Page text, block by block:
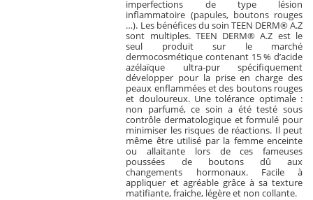
imperfections de type lésion
inflammatoire (papules, boutons rouges
…). Les bénéfices du soin TEEN DERM® A.Z
sont multiples. TEEN DERM® A.Z est le
seul produit sur le marché
dermocosmétique contenant 15 % d’acide
azélaïque ultra-pur spécifiquement
développer pour la prise en charge des
peaux enflammées et des boutons rouges
et douloureux. Une tolérance optimale :
non parfumé, ce soin a été testé sous
contrôle dermatologique et formulé pour
minimiser les risques de réactions. Il peut
même être utilisé par la femme enceinte
ou allaitante lors de ces fameuses
poussées de boutons dû aux
changements hormonaux. Facile à
appliquer et agréable grâce à sa texture
matifiante, fraiche, légère et non collante.